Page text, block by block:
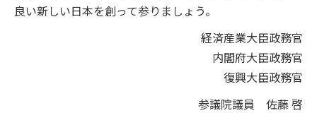
良い新しい日本を創って参りましょう。
経済産業大臣政務官
内閣府大臣政務官
復興大臣政務官
参議院議員 佐藤 啓